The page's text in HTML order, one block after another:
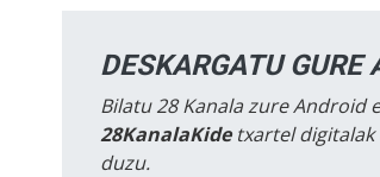
DESKARGATU GURE
Bilatu 28 Kanala zure Android
28KanalaKidetxartel digitalak
duzu.